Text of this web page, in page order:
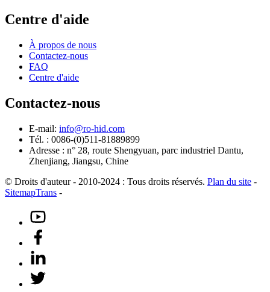
Centre d'aide
À propos de nous
Contactez-nous
FAQ
Centre d'aide
Contactez-nous
E-mail: info@ro-hid.com
Tél. : 0086-(0)511-81889899
Adresse : n° 28, route Shengyuan, parc industriel Dantu,
Zhenjiang, Jiangsu, Chine
© Droits d'auteur - 2010-2024 : Tous droits réservés. Plan du site -
SitemapTrans -